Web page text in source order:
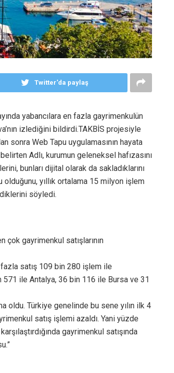
Twitter'da paylaş
yabancılara en fazla gayrimenkulün
izlediğini bildirdi.TAKBİS projesiyle
sonra Web Tapu uygulamasının hayata
Adlı, kurumun geleneksel hafızasını
bunları dijital olarak da sakladıklarını
yıllık ortalama 15 milyon işlem
söyledi.
çok gayrimenkul satışlarının
fazla satış 109 bin 280 işlem ile
571 ile Antalya, 36 bin 116 ile Bursa ve 31
oldu. Türkiye genelinde bu sene yılın ilk 4
satış işlemi azaldı. Yani yüzde
gayrimenkul satışında